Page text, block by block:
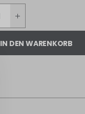
IN DEN WARENKORB